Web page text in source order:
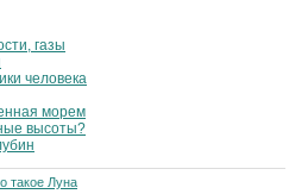
газы
человека
морем
высоты?
такое Луна